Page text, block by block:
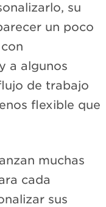
su
un poco
a algunos
de trabajo
flexible que
muchas
cada
sus